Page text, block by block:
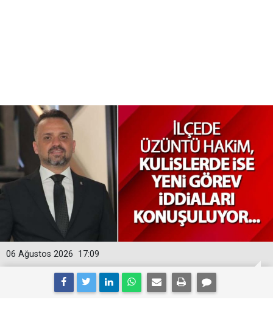
17:09
06 Ağustos 2026